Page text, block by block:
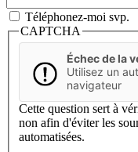
Téléphonez-moi svp.
CAPTCHA
Échec de la
Utilisez un
navigateur
Cette question sert à
non afin d'éviter les
automatisées.